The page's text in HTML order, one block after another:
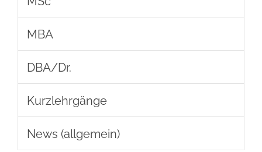
MBA
DBA/Dr.
Kurzlehrgänge
News (allgemein)